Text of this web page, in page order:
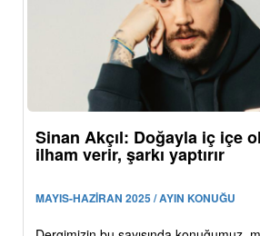
Sinan Akçıl: Doğayla iç içe
ilham verir, şarkı yaptırır
MAYIS-HAZİRAN 2025 / AYIN KONUĞU